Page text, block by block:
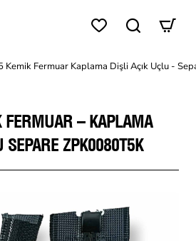
Kemik Fermuar Kaplama Dişli Açık Uçlu -
– KAPLAMA
ZPK0080T5K